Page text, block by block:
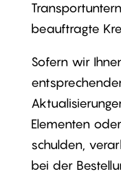
beauftragte
Sofern wir
Elementen
schulden,
bei der